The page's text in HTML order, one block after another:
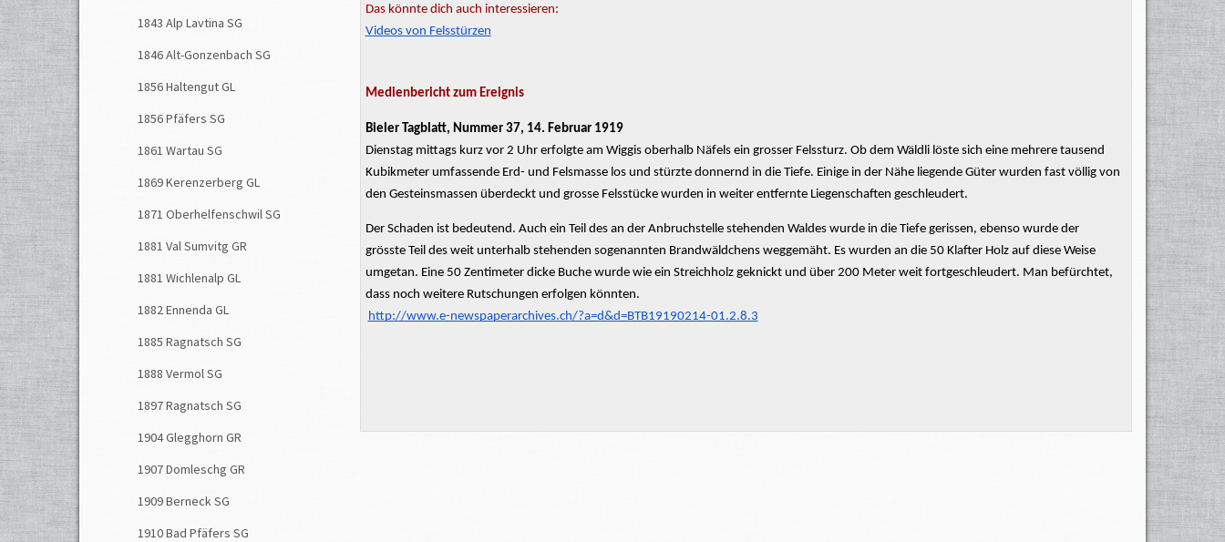
Das könnte dich auch interessieren:
Videos von Felsstürzen
Medienbericht zum Ereignis
Bieler Tagblatt, Nummer 37, 14. Februar 1919
Dienstag mittags kurz vor 2 Uhr erfolgte am Wiggis oberhalb Näfels ein grosserFelssturz. Ob dem Wäldli löste sich eine mehrere tausend
Kubikmeter umfassende Erd- und Felsmasse los und stürzte donnernd in die Tiefe. Einige in der Nähe liegende Güter wurden fast völlig von
den Gesteinsmassen überdeckt und grosseFelsstücke wurden in weiter entfernte Liegenschaften geschleudert.
Der Schaden ist bedeutend. Auch ein Teil des an der Anbruchstellestehenden Waldes wurde in die Tiefe gerissen, ebenso wurde der
grössteTeil des weit unterhalb stehenden sogenannten Brandwäldchens weggemäht. Es wurden an die 50 Klafter Holz auf diese Weise
umgetan. Eine 50 Zentimeter dicke Buche wurde wie ein Streichholz geknickt und über 200 Meter weit fortgeschleudert. Man befürchtet,
dass noch weitere Rutschungen erfolgen könnten.
http://www.e-newspaperarchives.ch/?a=d&d=BTB19190214-01.2.8.3
1843 Alp Lavtina SG
1846 Alt-Gonzenbach SG
1856 Haltengut GL
1856 Pfäfers SG
1861 Wartau SG
1869 Kerenzerberg GL
1871 Oberhelfenschwil SG
1881 Val Sumvitg GR
1881 Wichlenalp GL
1882 Ennenda GL
1885 Ragnatsch SG
1888 Vermol SG
1897 Ragnatsch SG
1904 Glegghorn GR
1907 Domleschg GR
1909 Berneck SG
1910 Bad Pfäfers SG